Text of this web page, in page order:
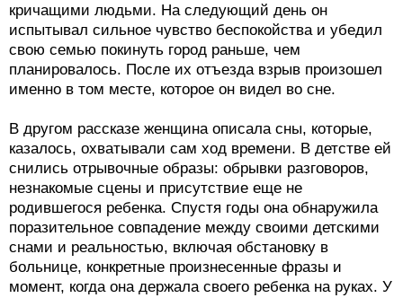
кричащими людьми. На следующий день он
испытывал сильное чувство беспокойства и убедил
свою семью покинуть город раньше, чем
планировалось. После их отъезда взрыв произошел
именно в том месте, которое он видел во сне.
В другом рассказе женщина описала сны, которые,
казалось, охватывали сам ход времени. В детстве ей
снились отрывочные образы: обрывки разговоров,
незнакомые сцены и присутствие еще не
родившегося ребенка. Спустя годы она обнаружила
поразительное совпадение между своими детскими
снами и реальностью, включая обстановку в
больнице, конкретные произнесенные фразы и
момент, когда она держала своего ребенка на руках. У